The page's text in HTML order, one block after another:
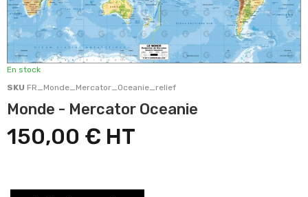
En stock
SKU FR_Monde_Mercator_Oceanie_relief
Monde - Mercator Oceanie
150,00 €